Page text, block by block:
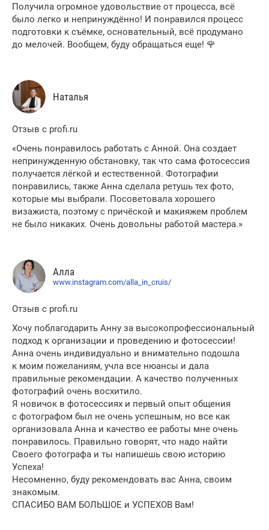
Получила огромное удовольствие от процесса, всё
было легко и непринуждённо! И понравился процесс
подготовки к съёмке, основательный, всё продумано
до мелочей. Вообщем, буду обращаться еще! 🌹
Наталья
Отзыв с profi.ru
«Очень понравилось работать с Анной. Она создает
непринужденную обстановку, так что сама фотосессия
получается лёгкой и естественной. Фотографии
понравились, также Анна сделала ретушь тех фото,
которые мы выбрали. Посоветовала хорошего
визажиста, поэтому с причёской и макияжем проблем
не было никаких. Очень довольны работой мастера.»
Алла
www.instagram.com/alla_in_cruis/
Отзыв с profi.ru
Хочу поблагодарить Анну за высокопрофессиональный
подход к организации и проведению и фотосессии!
Анна очень индивидуально и внимательно подошла
к моим пожеланиям, учла все нюансы и дала
правильные рекомендации. А качество полученных
фотографий очень восхитило.
Я новичок в фотосессиях и первый опыт общения
с фотографом был не очень успешным, но все как
организовала Анна и качество ее работы мне очень
понравилось. Правильно говорят, что надо найти
Своего фотографа и ты напишешь свою историю
Успеха!
Несомненно, буду рекомендовать вас Анна, своим
знакомым.
СПАСИБО ВАМ БОЛЬШОЕ и УСПЕХОВ Вам!